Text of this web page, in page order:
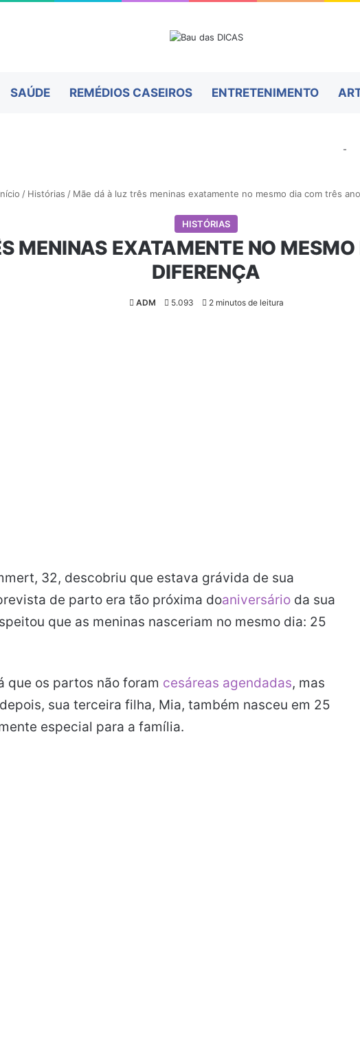
SAÚDE REMÉDIOS CASEIROS ENTRETENIMENTO
-
/ Histórias / Mãe dá à luz três meninas exatamente no mesmo dia com três
HISTÓRIAS
MENINAS EXATAMENTE NO
DIFERENÇA
ADM 5.093 2 minutos de leitura
32, descobriu que estava grávida de sua
de parto era tão próxima doaniversário da sua
que as meninas nasceriam no mesmo dia: 25
que os partos não foram cesáreas agendadas, mas
sua terceira filha, Mia, também nasceu em 25
especial para a família.